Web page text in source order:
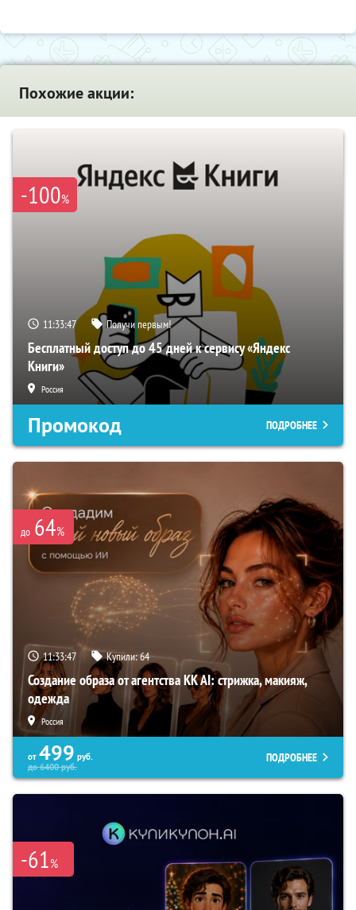
Похожие акции:
-100%
11:33:46 Получи первым!
Бесплатный доступ до 45 дней к сервису «Яндекс
Книги»
Россия
Промокод ПОДРОБНЕЕ
до 64%
11:33:46 Купили:64
Создание образа от агентства KK AI: стрижка, макияж,
одежда
Россия
от 499 руб.
до6400руб.
ПОДРОБНЕЕ
-61%